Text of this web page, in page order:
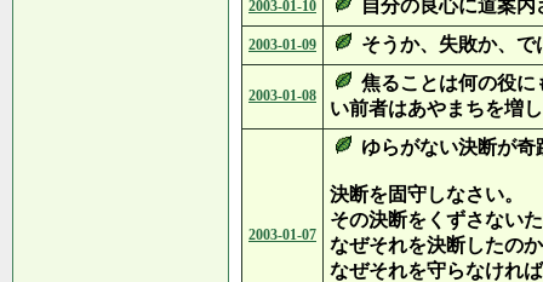
2003-01-10 自分の良心に道案
2003-01-09 そうか、失敗か、
2003-01-08
焦ることは何の役に
い前者はあやまちを増
2003-01-07
ゆらがない決断が奇
決断を固守しなさい。
その決断をくずさない
なぜそれを決断したの
なぜそれを守らなけれ